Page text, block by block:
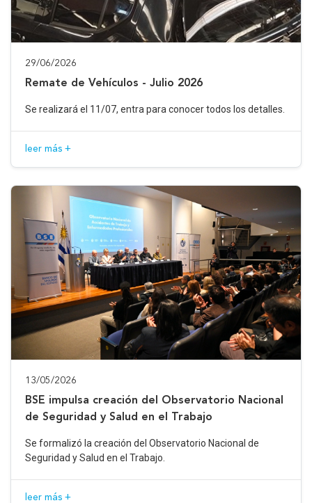
29/06/2026
Remate de Vehículos - Julio 2026
Se realizará el 11/07, entra para conocer todos los detalles.
leer más +
13/05/2026
BSE impulsa creación del Observatorio Nacional
de Seguridad y Salud en el Trabajo
Se formalizó la creación del Observatorio Nacional de
Seguridad y Salud en el Trabajo.
leer más +